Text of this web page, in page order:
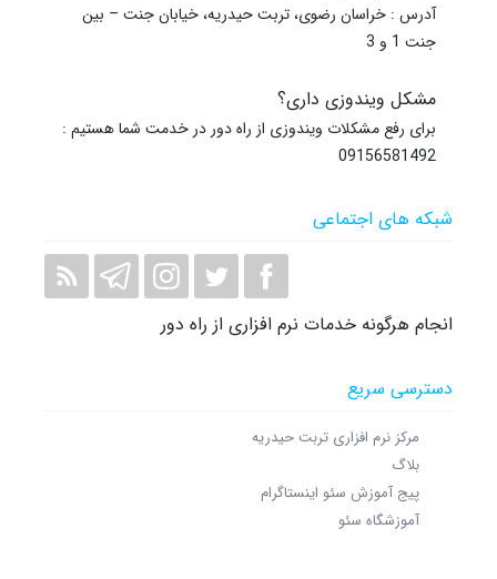
آدرس : خراسان رضوی، تربت حیدریه، خیابان جنت – بین
جنت 1 و 3
مشکل ویندوزی داری؟
برای رفع مشکلات ویندوزی از راه دور در خدمت شما هستیم :
09156581492
شبکه های اجتماعی
انجام هرگونه خدمات نرم افزاری از راه دور
دسترسی سریع
مرکز نرم افزاری تربت حیدریه
بلاگ
پیج آموزش سئو اینستاگرام
آموزشگاه سئو